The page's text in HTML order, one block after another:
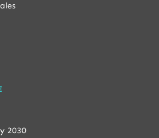
2030